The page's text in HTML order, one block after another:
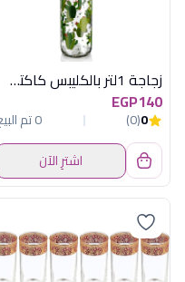
زجاجة 1لتر بالكليبس كاكتس ليلة ديكفر
EGP140
0
(0)
0 تم البيع
اشترِ الآن